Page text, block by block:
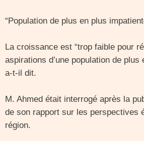
“Population de plus en plus
La croissance est “trop faible pour
aspirations d’une population de plus
a-t-il dit.
M. Ahmed était interrogé après la
de son rapport sur les perspectives
région.